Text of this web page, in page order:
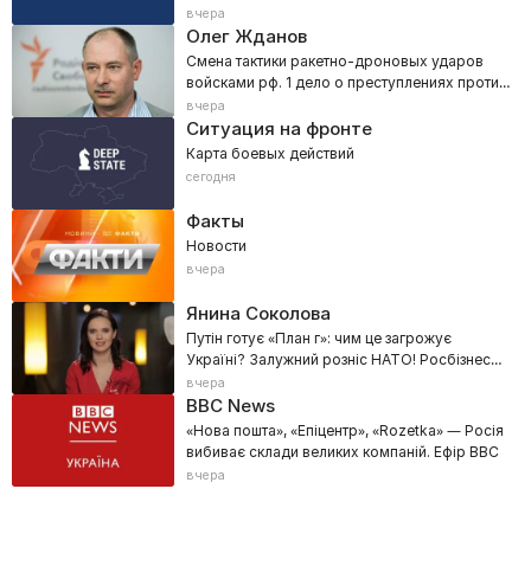
вчера
Олег Жданов
Смена тактики ракетно-дроновых ударов
войсками рф. 1 дело о преступлениях против
человечности
вчера
Ситуация на фронте
Карта боевых действий
сегодня
Факты
Новости
вчера
Янина Соколова
Путін готує «План г»: чим це загрожує
Україні? Залужний розніс НАТО! Росбізнес
визнав: Крим — не рф!
вчера
BBC News
«Нова пошта», «Епіцентр», «Rozetka» — Росія
вибиває склади великих компаній. Ефір BBC
вчера